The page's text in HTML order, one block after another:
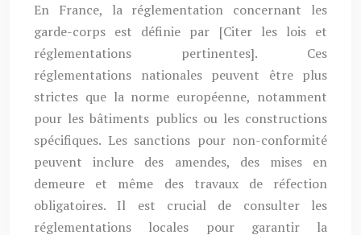
En France, la réglementation concernant les
garde-corps est définie par [Citer les lois et
réglementations pertinentes]. Ces
réglementations nationales peuvent être plus
strictes que la norme européenne, notamment
pour les bâtiments publics ou les constructions
spécifiques. Les sanctions pour non-conformité
peuvent inclure des amendes, des mises en
demeure et même des travaux de réfection
obligatoires. Il est crucial de consulter les
réglementations locales pour garantir la